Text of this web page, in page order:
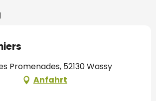
Promenades, 52130 Wassy
Anfahrt